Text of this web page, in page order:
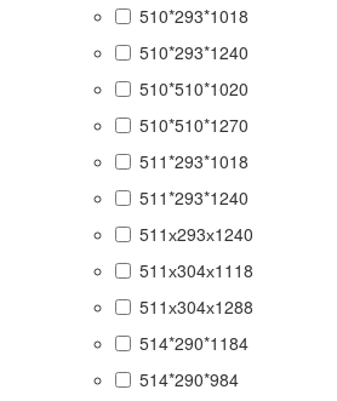
510*293*1018
510*293*1240
510*510*1020
510*510*1270
511*293*1018
511*293*1240
511х293х1240
511х304х1118
511х304х1288
514*290*1184
514*290*984